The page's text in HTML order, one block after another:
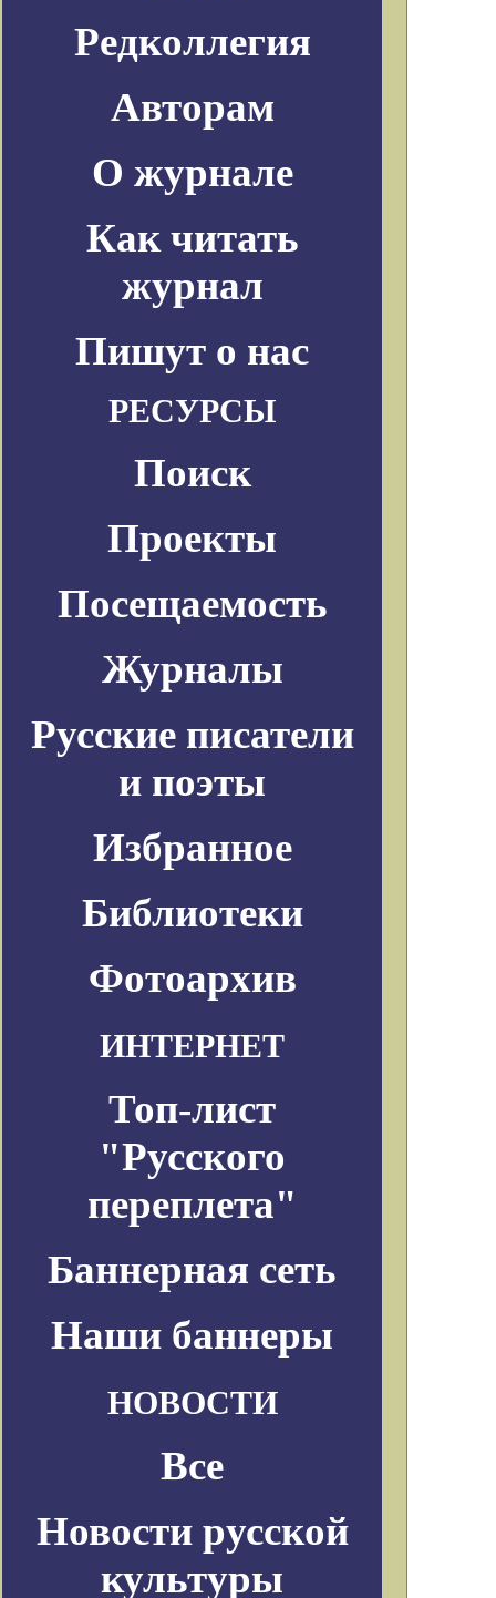
Редколлегия
Авторам
О журнале
Как читать
журнал
Пишут о нас
РЕСУРСЫ
Поиск
Проекты
Посещаемость
Журналы
Русские писатели
и поэты
Избранное
Библиотеки
Фотоархив
ИНТЕРНЕТ
Топ-лист
"Русского
переплета"
Баннерная сеть
Наши баннеры
НОВОСТИ
Все
Новости русской
культуры